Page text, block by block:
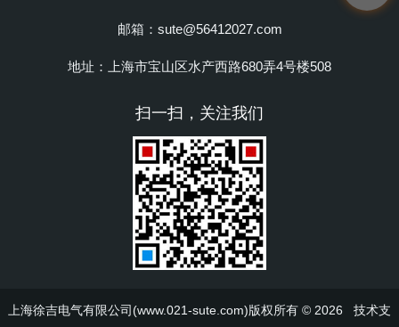
邮箱：sute@56412027.com
地址：上海市宝山区水产西路680弄4号楼508
扫一扫，关注我们
上海徐吉电气有限公司(www.021-sute.com)版权所有 © 2026 技术支